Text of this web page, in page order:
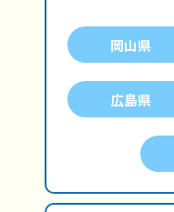
岡山県
広島県